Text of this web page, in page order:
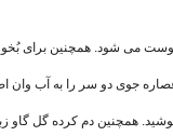
می شود. همچنین برای
بنوشید. همچنین دم کرده گل